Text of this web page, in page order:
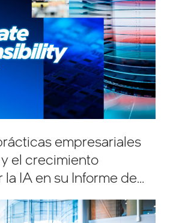
empresariales
el crecimiento
IA en su Informe de
Corporativa 2025-